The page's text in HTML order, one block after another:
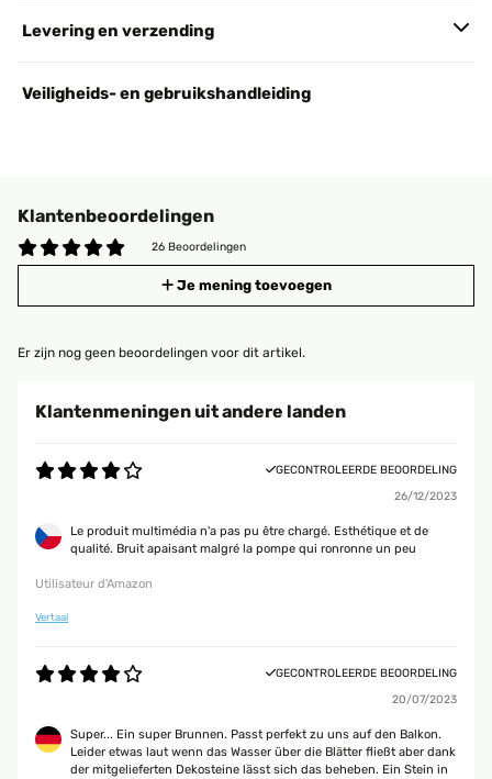
Levering en verzending
Veiligheids- en gebruikshandleiding
Klantenbeoordelingen
26 Beoordelingen
Je mening toevoegen
Er zijn nog geen beoordelingen voor dit artikel.
Klantenmeningen uit andere landen
GECONTROLEERDE BEOORDELING
26/12/2023
Le produit multimédia n'a pas pu être chargé. Esthétique et de
qualité. Bruit apaisant malgré la pompe qui ronronne un peu
Utilisateur d'Amazon
Vertaal
GECONTROLEERDE BEOORDELING
20/07/2023
Super... Ein super Brunnen. Passt perfekt zu uns auf den Balkon.
Leider etwas laut wenn das Wasser über die Blätter fließt aber dank
der mitgelieferten Dekosteine lässt sich das beheben. Ein Stein in